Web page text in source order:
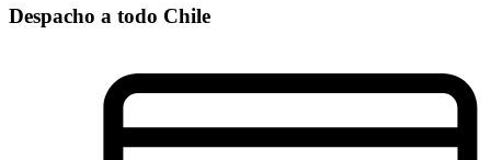
Despacho a todo Chile